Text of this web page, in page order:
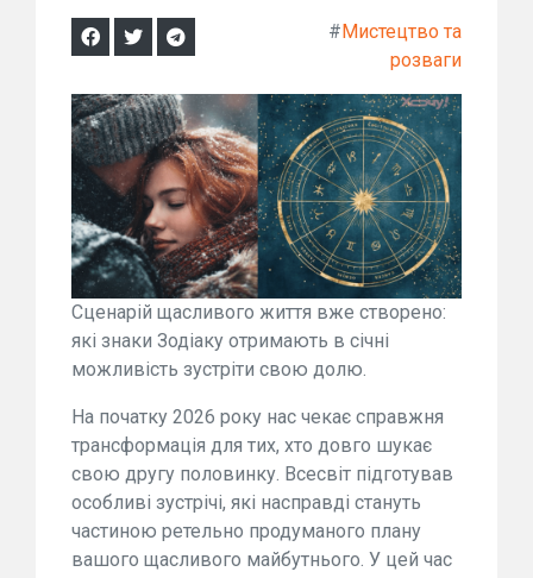
#Мистецтво та
розваги
Сценарій щасливого життя вже створено:
які знаки Зодіаку отримають в січні
можливість зустріти свою долю.
На початку 2026 року нас чекає справжня
трансформація для тих, хто довго шукає
свою другу половинку. Всесвіт підготував
особливі зустрічі, які насправді стануть
частиною ретельно продуманого плану
вашого щасливого майбутнього. У цей час